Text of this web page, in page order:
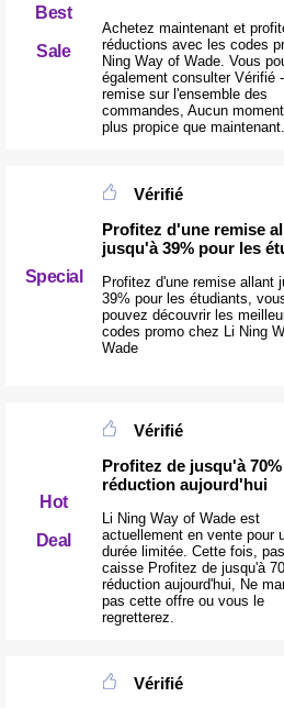
Best
Sale
Achetez maintenant et
réductions avec les codes
Ning Way of Wade. Vous
également consulter Vérifié
remise sur l'ensemble des
commandes, Aucun
plus propice que maintenant.
Special
Vérifié
Profitez d'une remise
jusqu'à 39% pour les
Profitez d'une remise allant
39% pour les étudiants,
pouvez découvrir les
codes promo chez Li Ning
Wade
Hot
Deal
Vérifié
Profitez de jusqu'à
réduction aujourd'hui
Li Ning Way of Wade est
actuellement en vente pour
durée limitée. Cette fois,
caisse Profitez de jusqu'à
réduction aujourd'hui, Ne
pas cette offre ou vous le
regretterez.
Vérifié